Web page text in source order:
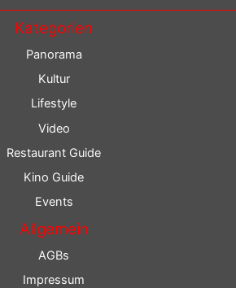
Kategorien
Panorama
Kultur
Lifestyle
Video
Restaurant Guide
Kino Guide
Events
Allgemein
AGBs
Impressum